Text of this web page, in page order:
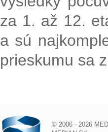
za 1. až 12.
a sú
prieskumu sa
© 2006 - 2026